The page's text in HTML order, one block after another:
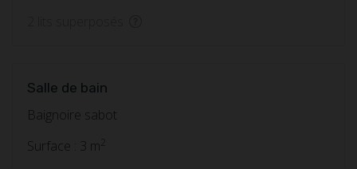
Salle de bain
Baignoire sabot
Surface : 3 m2